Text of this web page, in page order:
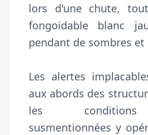
lors d'une chute,
fongoïdable blanc
pendant de sombres et
Les alertes
aux abords des
les conditions
susmentionnées y